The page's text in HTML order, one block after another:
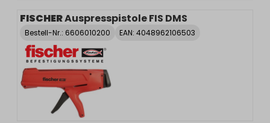
FISCHERAuspresspistole FIS DMS
Bestell-Nr.: 6606010200 EAN: 4048962106503